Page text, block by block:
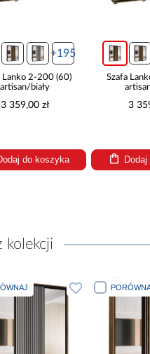
+195
Lanko 2-200 (60)
artisan/biały
3 359,00 zł
do koszyka
Szafa
3
kolekcji